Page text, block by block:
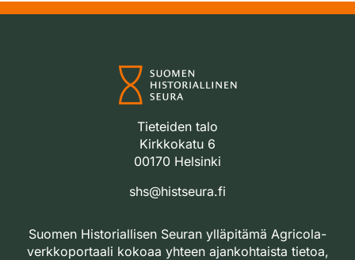
Tieteiden talo
Kirkkokatu 6
00170 Helsinki
shs@histseura.fi
Suomen Historiallisen Seuran ylläpitämä Agricola-
verkkoportaali kokoaa yhteen ajankohtaista tietoa,